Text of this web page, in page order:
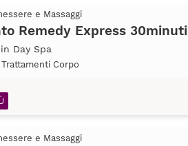
e Massaggi
Remedy Express 30minuti
Day Spa
Trattamenti Corpo
e Massaggi